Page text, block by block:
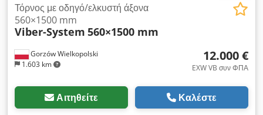
Gorzów Wielkopolski
1.603 km
Τόρνος με οδηγό/ελκυστή άξονα
560×1500 mm
Viber-System 560×1500 mm
12.000 €
EXW VB συν ΦΠΑ
Αιτηθείτε Καλέστε